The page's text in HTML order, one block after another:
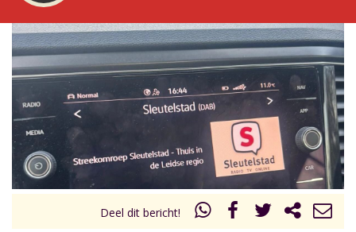
STRAKS:
De middag van Sleutelstad
12.00 - 18.00 uur
Vorig uur
uur 1 van 0 Volgend uur
Deel dit bericht!